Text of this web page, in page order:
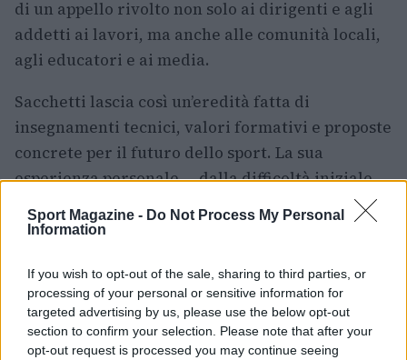
Sport Magazine - Do Not Process My Personal
Information
If you wish to opt-out of the sale, sharing to third parties, or
processing of your personal or sensitive information for
targeted advertising by us, please use the below opt-out
section to confirm your selection. Please note that after your
opt-out request is processed you may continue seeing
di un appello rivolto non solo ai dirigenti e agli
addetti ai lavori, ma anche alle comunità locali,
agli educatori e ai media.
Sacchetti lascia così un’eredità fatta di
insegnamenti tecnici, valori formativi e proposte
concrete per il futuro dello sport. La sua
esperienza personale — dalla difficoltà iniziale
alla crescita professionale — diventa esempio e
stimolo per chi lavora per restituire alla
nella vita sociale e culturale del Paese.
In sintesi, il saluto di Meo è più di una semplice
uscita di scena: è una richiesta di cura per il